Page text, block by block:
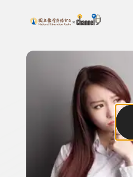
上方功能區塊
搜尋關鍵字：可輸入節目